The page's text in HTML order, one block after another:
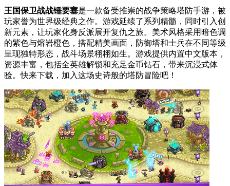
王国保卫战战锤要塞是一款备受推崇的战争策略塔防手游，被
玩家誉为世界级经典之作。游戏延续了系列精髓，同时引入创
新元素，让玩家化身反派展开复仇之旅。美术风格采用暗色调
的紫色与熔岩橙色，搭配精美画面，防御塔和士兵在不同等级
呈现独特形态，战斗场景栩栩如生。游戏提供内置中文版本，
资源丰富，包括全英雄解锁和充足金币钻石，带来沉浸式体
验。快来下载，加入这场史诗般的塔防冒险吧！